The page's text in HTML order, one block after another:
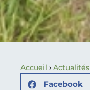
Accueil › Actualités
Facebook